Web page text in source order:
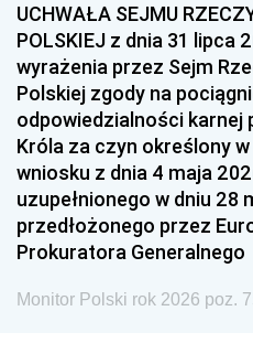
UCHWAŁA SEJMU
POLSKIEJ z dnia 31 lipca
wyrażenia przez Sejm
Polskiej zgody na
odpowiedzialności karnej
Króla za czyn określony
wniosku z dnia 4 maja
uzupełnionego w dniu 28
przedłożonego przez
Prokuratora Generalnego
Monitor Polski rok 2026 poz.